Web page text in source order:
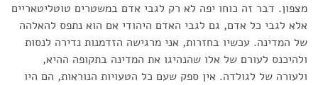
מצפון. דבר זה כוחו יפה לא רק לגבי אדם במשטרים טוטליטאריים
אלא לגבי כל אדם, גם לגבי האדם היהודי אם הוא נתפס להאלהה
של המדינה. עכשיו בחזרות, אני מרגישה הזדמנות נדירה לנסות
ולהיכנס לעורם של אלו שהנהיגו את המדינה בתקופה ההיא,
ולעורה של לגולדה. אין ספק שעם כל הטעויות הנוראות, הם היו